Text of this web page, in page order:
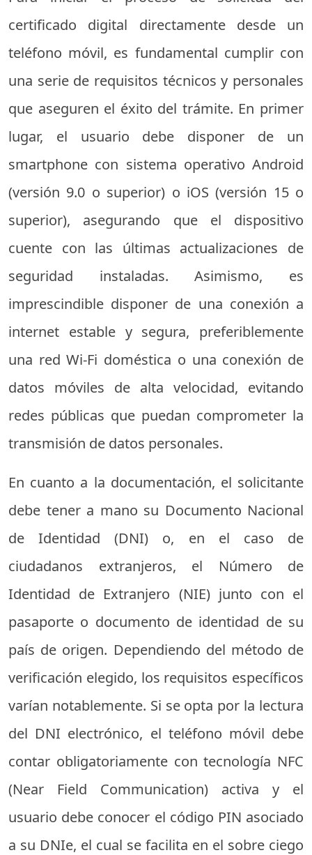
certificado digital directamente desde un
teléfono móvil, es fundamental cumplir con
una serie de requisitos técnicos y personales
que aseguren el éxito del trámite. En primer
lugar, el usuario debe disponer de un
smartphone con sistema operativo Android
(versión 9.0 o superior) o iOS (versión 15 o
superior), asegurando que el dispositivo
cuente con las últimas actualizaciones de
seguridad instaladas. Asimismo, es
imprescindible disponer de una conexión a
internet estable y segura, preferiblemente
una red Wi-Fi doméstica o una conexión de
datos móviles de alta velocidad, evitando
redes públicas que puedan comprometer la
transmisión de datos personales.
En cuanto a la documentación, el solicitante
debe tener a mano su Documento Nacional
de Identidad (DNI) o, en el caso de
ciudadanos extranjeros, el Número de
Identidad de Extranjero (NIE) junto con el
pasaporte o documento de identidad de su
país de origen. Dependiendo del método de
verificación elegido, los requisitos específicos
varían notablemente. Si se opta por la lectura
del DNI electrónico, el teléfono móvil debe
contar obligatoriamente con tecnología NFC
(Near Field Communication) activa y el
usuario debe conocer el código PIN asociado
a su DNIe, el cual se facilita en el sobre ciego